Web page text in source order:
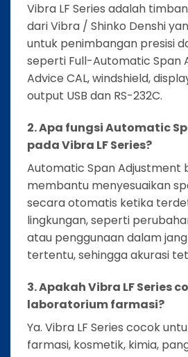
Vibra LF Series adalah
dari Vibra / Shinko Denshi
untuk penimbangan presisi
seperti Full-Automatic Span
Advice CAL, windshield,
output USB dan RS-232C.
2. Apa fungsi Automatic
pada Vibra LF Series?
Automatic Span Adjustment
membantu menyesuaikan
secara otomatis ketika
lingkungan, seperti
atau penggunaan dalam
tertentu, sehingga akurasi
3. Apakah Vibra LF Series
laboratorium farmasi?
Ya. Vibra LF Series cocok
farmasi, kosmetik, kimia,